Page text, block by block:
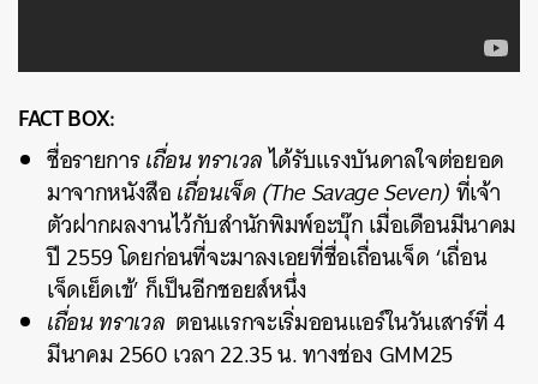
FACT BOX:
ชื่อรายการเถื่อน ทราเวลได้รับแรงบันดาลใจต่อยอด
มาจากหนังสือเถื่อนเจ็ด (The Savage Seven)ที่เจ้า
ตัวฝากผลงานไว้กับสำนักพิมพ์อะบุ๊ก เมื่อเดือนมีนาคม
ปี 2559 โดยก่อนที่จะมาลงเอยที่ชื่อเถื่อนเจ็ด ‘เถื่อน
เจ็ดเย็ดเข้’ ก็เป็นอีกชอยส์หนึ่ง
เถื่อน ทราเวล ตอนแรกจะเริ่มออนแอร์ในวันเสาร์ที่ 4
มีนาคม 2560 เวลา 22.35 น. ทางช่อง GMM25